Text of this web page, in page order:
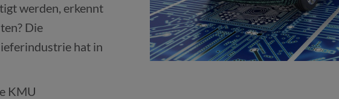
werden, erkennt
Die
hat in
KMU